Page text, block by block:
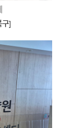
구]